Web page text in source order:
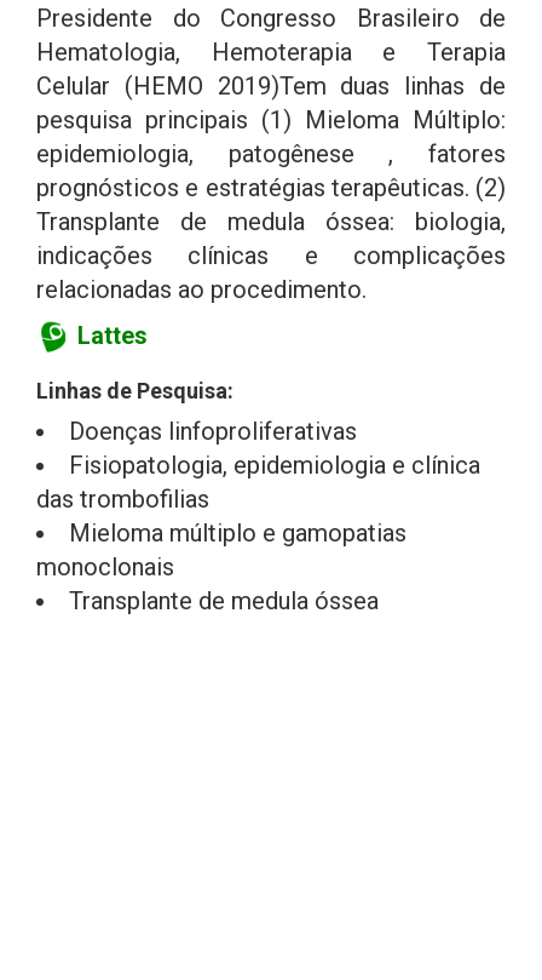
Presidente do Congresso Brasileiro de
Hematologia, Hemoterapia e Terapia
Celular (HEMO 2019)Tem duas linhas de
pesquisa principais (1) Mieloma Múltiplo:
epidemiologia, patogênese , fatores
prognósticos e estratégias terapêuticas. (2)
Transplante de medula óssea: biologia,
indicações clínicas e complicações
relacionadas ao procedimento.
Lattes
Linhas de Pesquisa:
Doenças linfoproliferativas
Fisiopatologia, epidemiologia e clínica
das trombofilias
Mieloma múltiplo e gamopatias
monoclonais
Transplante de medula óssea